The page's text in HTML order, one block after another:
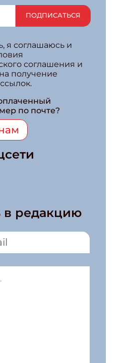
ПОДПИСАТЬСЯ
я соглашаюсь и
соглашения и
получение
по почте?
в редакцию